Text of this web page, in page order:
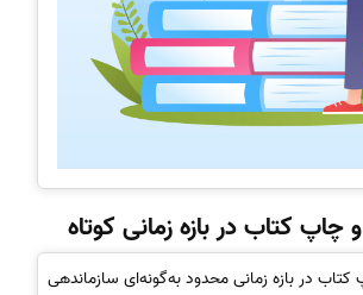
کتاب در بازه زمانی کوتاه
در بازه زمانی محدود به‌گونه‌ای سازماندهی